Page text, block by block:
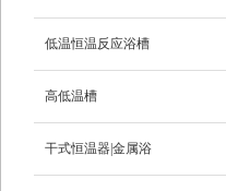
低温恒温反应浴槽
高低温槽
干式恒温器|金属浴